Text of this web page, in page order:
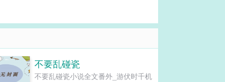
不要乱碰瓷
不要乱碰瓷小说全文番外_游伏时千机